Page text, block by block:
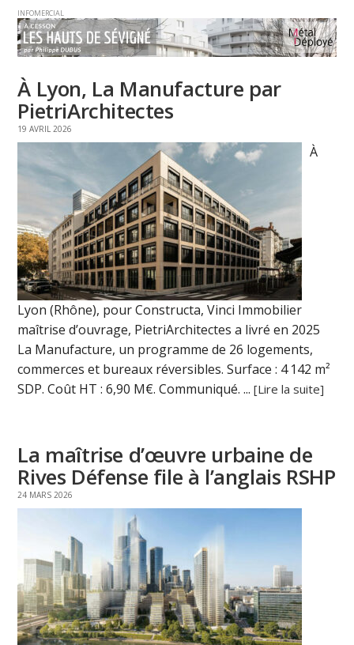
INFOMERCIAL
À Lyon, La Manufacture par
PietriArchitectes
19 AVRIL 2026
À
Lyon (Rhône), pour Constructa, Vinci Immobilier
maîtrise d’ouvrage, PietriArchitectes a livré en 2025
La Manufacture, un programme de 26 logements,
commerces et bureaux réversibles. Surface : 4 142 m²
SDP. Coût HT : 6,90 M€. Communiqué. ...[Lire la suite]
La maîtrise d’œuvre urbaine de
Rives Défense file à l’anglais RSHP
24 MARS 2026